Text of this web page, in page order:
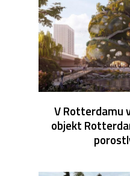
V Rotterdamu
objekt